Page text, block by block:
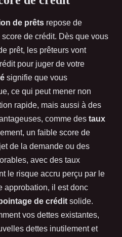
de prêts repose de
de crédit. Dès que vous
prêt, les prêteurs vont
pour juger de votre
signifie que vous
ce qui peut mener non
rapide, mais aussi à des
comme des taux
un faible score de
de la demande ou des
avec des taux
le risque accru perçu par le
approbation, il est donc
de crédit solide.
vos dettes existantes,
dettes inutilement et